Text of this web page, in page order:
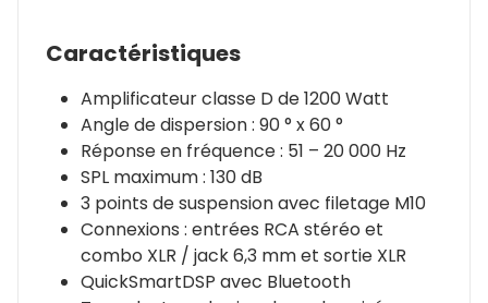
Caractéristiques
Amplificateur classe D de 1200 Watt
Angle de dispersion : 90 ° x 60 °
Réponse en fréquence : 51 – 20 000 Hz
SPL maximum : 130 dB
3 points de suspension avec filetage M10
Connexions : entrées RCA stéréo et
combo XLR / jack 6,3 mm et sortie XLR
QuickSmartDSP avec Bluetooth